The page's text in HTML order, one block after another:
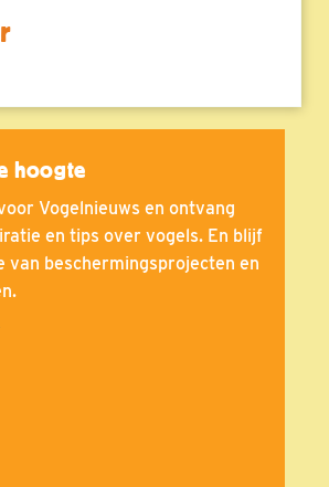
hoogte
Vogelnieuws en ontvang
en tips over vogels. En blijf
van beschermingsprojecten en